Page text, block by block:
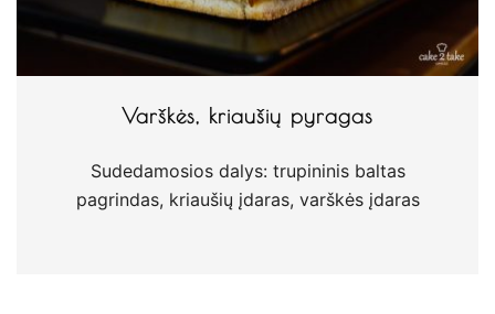
Varškės, kriaušių pyragas
Sudedamosios dalys: trupininis baltas
pagrindas, kriaušių įdaras, varškės įdaras